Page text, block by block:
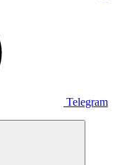
Telegram